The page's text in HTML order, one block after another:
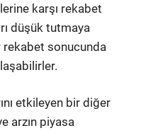
karşı rekabet
düşük tutmaya
rekabet sonucunda
etkileyen bir diğer
arzın piyasa